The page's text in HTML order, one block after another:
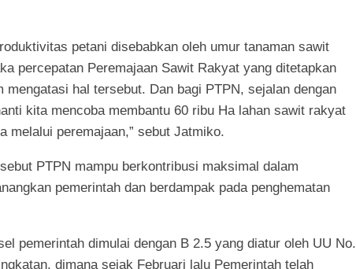
petani disebabkan oleh umur tanaman sawit
percepatan Peremajaan Sawit Rakyat yang ditetapkan
hal tersebut. Dan bagi PTPN, sejalan dengan
kita mencoba membantu 60 ribu Ha lahan sawit rakyat
melalui peremajaan,” sebut Jatmiko.
PTPN mampu berkontribusi maksimal dalam
pemerintah dan berdampak pada penghematan
pemerintah dimulai dengan B 2.5 yang diatur oleh UU No.
dimana sejak Februari lalu Pemerintah telah